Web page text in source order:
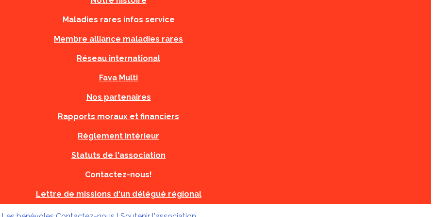
Maladies rares infos service
Membre alliance maladies rares
Réseau international
Fava Multi
Nos partenaires
Rapports moraux et financiers
Règlement intérieur
Statuts de l'association
Contactez-nous!
Lettre de missions d'un délégué régional